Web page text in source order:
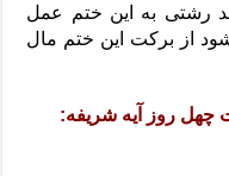
رشتی به این ختم عمل
از برکت این ختم مال
روز آیه شریفه: